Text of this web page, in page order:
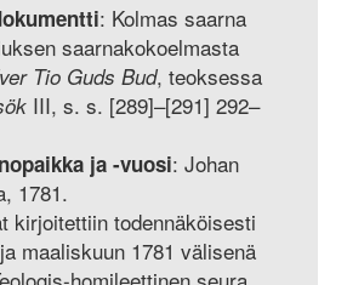
: Kolmas saarna
saarnakokoelmasta
Tio Guds Bud, teoksessa
III, s. s. [289]–[291] 292–
ja -vuosi: Johan
1781.
kirjoitettiin todennäköisesti
maaliskuun 1781 välisenä
homileettinen seura